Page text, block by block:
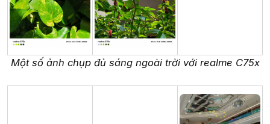
Một số ảnh chụp đủ sáng ngoài trời với realme C75x